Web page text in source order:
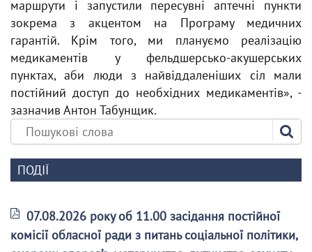
маршрути і запустили пересувні аптечні пункти
зокрема з акцентом на Програму медичних
гарантій. Крім того, ми плануємо реалізацію
медикаментів у фельдшерсько-акушерських
пунктах, аби люди з найвіддаленіших сіл мали
постійний доступ до необхідних медикаментів», -
зазначив Антон Табунщик.
ПОДІЇ
07.08.2026 року об 11.00 засідання постійної
комісії обласної ради з питань соціальної політики,